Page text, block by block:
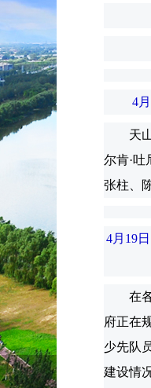
4
天山
尔肯·
张柱、
4月19
在各
府正在
少先队
建设情